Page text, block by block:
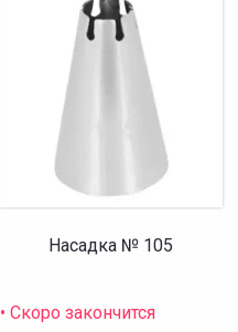
Насадка № 105
• Скоро закончится